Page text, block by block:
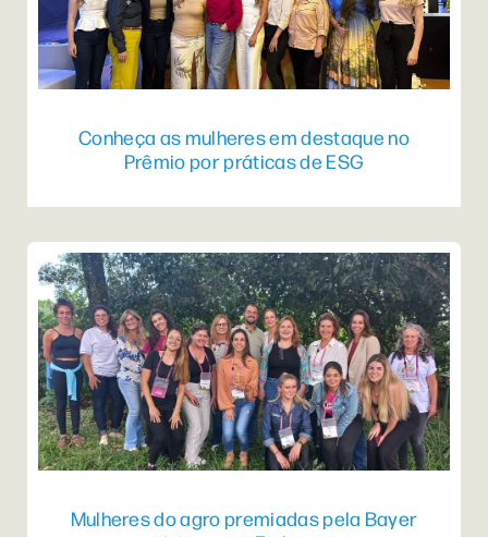
Conheça as mulheres em destaque no
Prêmio por práticas de ESG
Mulheres do agro premiadas pela Bayer